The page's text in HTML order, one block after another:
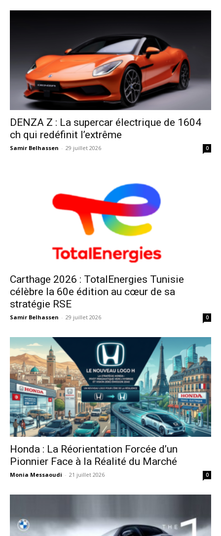
DENZA Z : La supercar électrique de 1604
ch qui redéfinit l’extrême
Samir Belhassen - 29 juillet 2026 0
Carthage 2026 : TotalEnergies Tunisie
célèbre la 60e édition au cœur de sa
stratégie RSE
Samir Belhassen - 29 juillet 2026 0
Honda : La Réorientation Forcée d’un
Pionnier Face à la Réalité du Marché
Monia Messaoudi - 21 juillet 2026 0